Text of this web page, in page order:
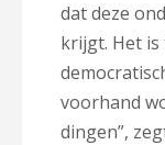
dat deze
krijgt. Het
voorhand
dingen”,